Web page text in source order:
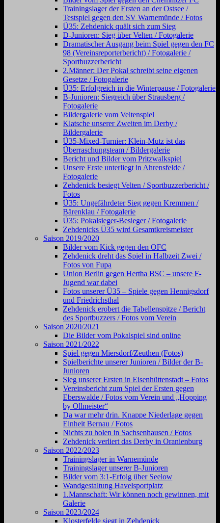
Trainingslager der Ersten an der Ostsee /
Testspiel gegen den SV Warnemünde / Fotos
Ü35: Zehdenick quält sich zum Sieg
D-Junioren: Sieg über Velten / Fotogalerie
Dramatischer Ausgang beim Spiel gegen den FC
98 (Vereinsreporterbericht) / Fotogalerie /
Sportbuzzerbericht
2.Männer: Der Pokal schreibt seine eigenen
Gesetze / Fotogalerie
Ü35: Erfolgreich in die Winterpause / Fotogalerie
B-Junioren: Siegreich über Strausberg /
Fotogalerie
Bildergalerie vom Veltenspiel
Klatsche unserer Zweiten im Derby /
Bildergalerie
Ü35-Mixed-Turnier: Klein-Mutz ist das
Überraschungsteam / Bildergalerie
Bericht und Bilder vom Pritzwalkspiel
Unsere Erste unterliegt in Ahrensfelde /
Fotogalerie
Zehdenick besiegt Velten / Sportbuzzerbericht /
Fotos
Ü35: Ungefährdeter Sieg gegen Kremmen /
Bärenklau / Fotogalerie
Ü35: Pokalsieger-Besieger / Fotogalerie
Zehdenicks Ü35 wird Gesamtkreismeister
Saison 2019/2020
Bilder vom Kick gegen den OFC
Zehdenick dreht das Spiel in Halbzeit Zwei /
Fotos von Fupa
Union Berlin gegen Hertha BSC – unsere F-
Jugend war dabei
Fotos unserer Ü35 – Spiele gegen Hennigsdorf
und Friedrichsthal
Zehdenick erobert die Tabellenspitze / Bericht
des Sportbuzzers / Fotos vom Verein
Saison 2020/2021
Die Bilder vom Pokalspiel sind online
Saison 2021/2022
Spiel gegen Miersdorf/Zeuthen (Fotos)
Spielberichte unserer Junioren / Bilder der B-
Junioren
Sieg unserer Ersten in Eisenhüttenstadt – Fotos
Vereinsbericht zum Spiel der Ersten gegen
Eberswalde / Fotos vom Verein und „Hopping
by Ollmeister“
Da war mehr drin. Knappe Niederlage gegen
Einheit Bernau / Fotos
Nichts zu holen in Sachsenhausen / Fotos
Zehdenick verliert das Derby in Oranienburg
Saison 2022/2023
Trainingslager in Warnemünde
Trainingslager unserer B-Junioren
Bilder vom 3:1-Erfolg über Seelow
Wandgestaltung Havelsportplatz
1.Mannschaft: Wir können noch gewinnen, mit
Galerie
Saison 2023/2024
Klosterfelde siegt in Zehdenick